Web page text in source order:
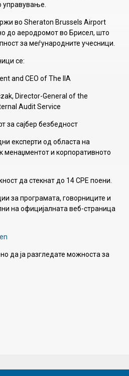
управување.
во Sheraton Brussels Airport
до аеродромот во Брисел, што
за меѓународните учесници.
се:
and CEO of The IIA
Director-General of the
Audit Service
за сајбер безбедност
експерти од областа на
менаџментот и корпоративното
да стекнат до 14 CPE поени.
за програмата, говорниците и
на официјалната веб-страница
да ја разгледате можноста за